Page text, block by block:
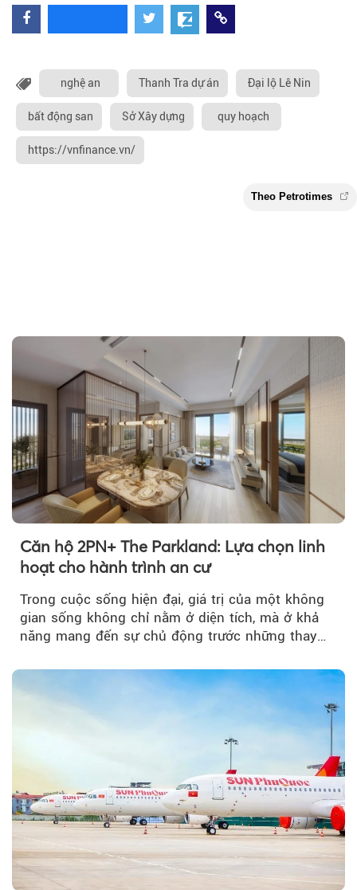
nghệ an Thanh Tra dự án Đại lộ Lê Nin
bất động san Sở Xây dựng quy hoạch
https://vnfinance.vn/
Căn hộ 2PN+ The Parkland: Lựa chọn linh
hoạt cho hành trình an cư
Trong cuộc sống hiện đại, giá trị của một không
gian sống không chỉ nằm ở diện tích, mà ở khả
năng mang đến sự chủ động trước những thay